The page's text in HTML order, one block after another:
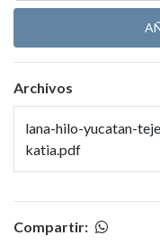
Archivos
lana-hilo-yucatan-
katia.pdf
Compartir: